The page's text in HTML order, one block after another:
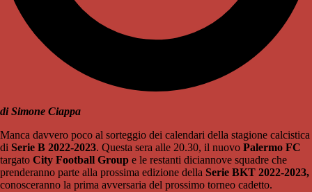
di Simone Ciappa
Manca davvero poco al sorteggio dei calendari della stagione calcistica
di Serie B 2022-2023. Questa sera alle 20.30, il nuovo Palermo FC
targato City Football Group e le restanti diciannove squadre che
prenderanno parte alla prossima edizione della Serie BKT 2022-2023,
conosceranno la prima avversaria del prossimo torneo cadetto.